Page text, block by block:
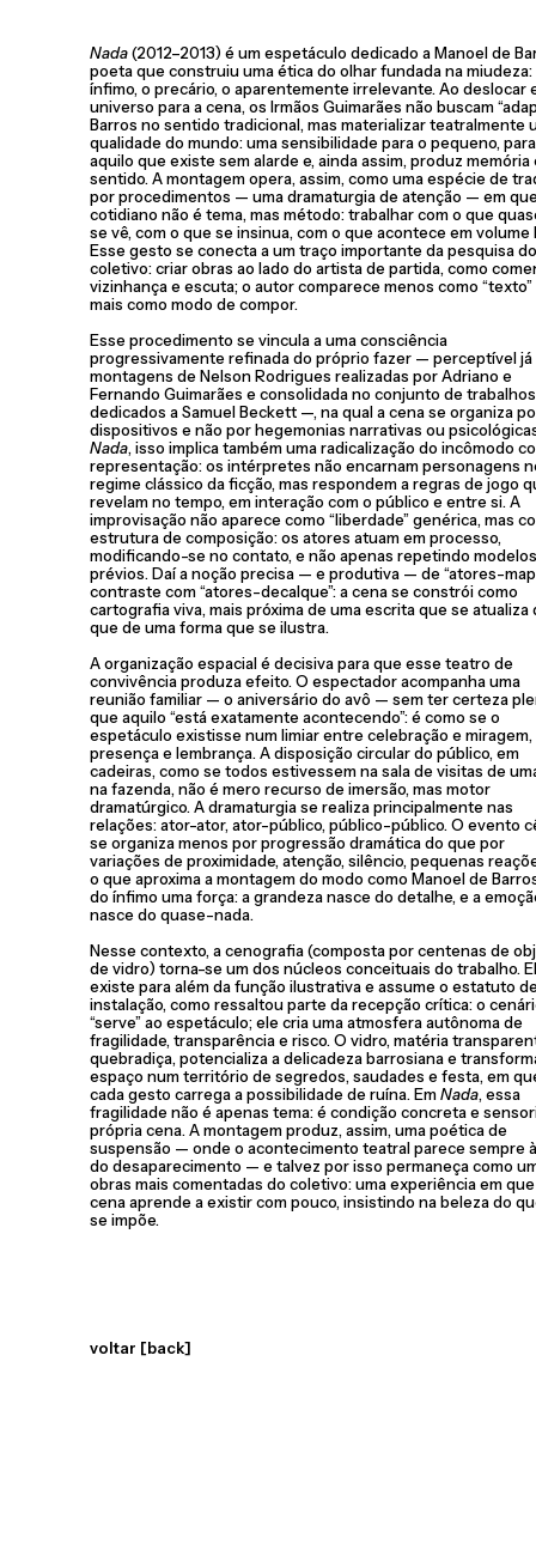
Nada(2012–2013) é um espetáculo dedicado a Manoel de
poeta que construiu uma ética do olhar fundada na miudeza:
ínfimo, o precário, o aparentemente irrelevante. Ao deslocar
universo para a cena, os Irmãos Guimarães não buscam
Barros no sentido tradicional, mas materializar teatralmente
qualidade do mundo: uma sensibilidade para o pequeno, para
aquilo que existe sem alarde e, ainda assim, produz memória
sentido. A montagem opera, assim, como uma espécie de
por procedimentos — uma dramaturgia de atenção — em
cotidiano não é tema, mas método: trabalhar com o que
se vê, com o que se insinua, com o que acontece em volume
Esse gesto se conecta a um traço importante da pesquisa do
coletivo: criar obras ao lado do artista de partida, como
vizinhança e escuta; o autor comparece menos como “texto”
mais como modo de compor.
Esse procedimento se vincula a uma consciência
progressivamente refinada do próprio fazer — perceptível já
montagens de Nelson Rodrigues realizadas por Adriano e
Fernando Guimarães e consolidada no conjunto de trabalhos
dedicados a Samuel Beckett —, na qual a cena se organiza
dispositivos e não por hegemonias narrativas ou
Nada, isso implica também uma radicalização do incômodo
representação: os intérpretes não encarnam personagens
regime clássico da ficção, mas respondem a regras de jogo
revelam no tempo, em interação com o público e entre si. A
improvisação não aparece como “liberdade” genérica, mas
estrutura de composição: os atores atuam em processo,
modificando-se no contato, e não apenas repetindo modelos
prévios. Daí a noção precisa — e produtiva — de “atores-
contraste com “atores-decalque”: a cena se constrói como
cartografia viva, mais próxima de uma escrita que se atualiza
que de uma forma que se ilustra.
A organização espacial é decisiva para que esse teatro de
convivência produza efeito. O espectador acompanha uma
reunião familiar — o aniversário do avô — sem ter certeza
que aquilo “está exatamente acontecendo”: é como se o
espetáculo existisse num limiar entre celebração e
presença e lembrança. A disposição circular do público, em
cadeiras, como se todos estivessem na sala de visitas de
na fazenda, não é mero recurso de imersão, mas motor
dramatúrgico. A dramaturgia se realiza principalmente nas
relações: ator-ator, ator-público, público-público. O evento
se organiza menos por progressão dramática do que por
variações de proximidade, atenção, silêncio, pequenas
o que aproxima a montagem do modo como Manoel de
do ínfimo uma força: a grandeza nasce do detalhe, e a
nasce do quase-nada.
Nesse contexto, a cenografia (composta por centenas de
de vidro) torna-se um dos núcleos conceituais do trabalho.
existe para além da função ilustrativa e assume o estatuto
instalação, como ressaltou parte da recepção crítica: o
“serve” ao espetáculo; ele cria uma atmosfera autônoma de
fragilidade, transparência e risco. O vidro, matéria
quebradiça, potencializa a delicadeza barrosiana e
espaço num território de segredos, saudades e festa, em
cada gesto carrega a possibilidade de ruína. EmNada, essa
fragilidade não é apenas tema: é condição concreta e
própria cena. A montagem produz, assim, uma poética de
suspensão — onde o acontecimento teatral parece sempre
do desaparecimento — e talvez por isso permaneça como
obras mais comentadas do coletivo: uma experiência em
cena aprende a existir com pouco, insistindo na beleza do
se impõe.
voltar [back]